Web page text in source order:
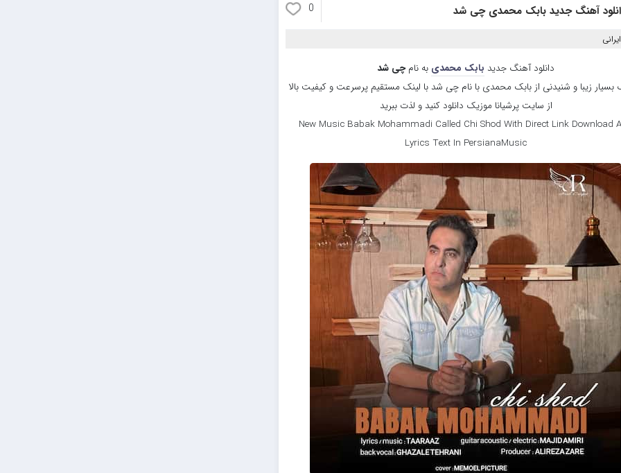
آهنگ جدید بابک محمدی چی شد 0
دانلود آهنگ جدید بابک محمدی به نامچی شد
بسیار زیبا و شنیدنی از بابک محمدی با نام چی شد با لینک مستقیم پرسرعت و کیفیت بالا
از سایت پرشیانا موزیک دانلود کنید و لذت ببرید
New Music Babak Mohammadi Called Chi Shod With Direct Link Download
Lyrics Text In PersianaMusic